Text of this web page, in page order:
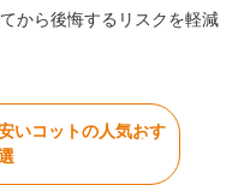
から後悔するリスクを軽減
いコットの人気おす